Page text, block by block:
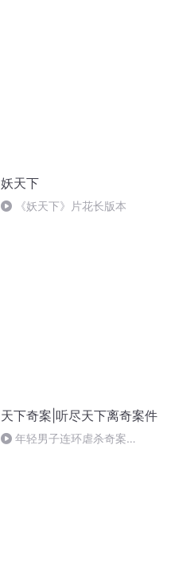
妖天下
《妖天下》片花长版本
天下奇案|听尽天下离奇案件
年轻男子连环虐杀奇案